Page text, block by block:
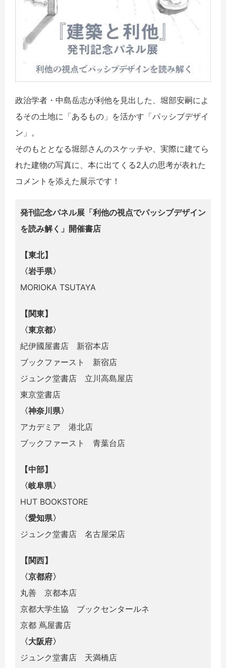
政治学者・中島岳志が利他を見出した、堀部安嗣によ
るその土地に「あるもの」を活かす「パッシブデザイ
ン」。
そのもととなる堀部さんのスケッチや、実際に建てら
れた建物の写真に、本に出てくる2人の思考が表れた
コメントを添えた展示です！
発刊記念パネル展「利他の視点でパッシブデザイン
を読み解く」開催書店
【東北】
〈岩手県〉
MORIOKA TSUTAYA
【関東】
〈東京都〉
紀伊國屋書店 新宿本店
ブックファースト 新宿店
ジュンク堂書店 立川高島屋店
東京堂書店
〈神奈川県〉
アカデミア 港北店
ブックファースト 青葉台店
【中部】
〈岐阜県〉
HUT BOOKSTORE
〈愛知県〉
ジュンク堂書店 名古屋栄店
【関西】
〈京都府〉
丸善 京都本店
京都大学生協 ブックセンタールネ
京都 蔦屋書店
〈大阪府〉
ジュンク堂書店 天満橋店